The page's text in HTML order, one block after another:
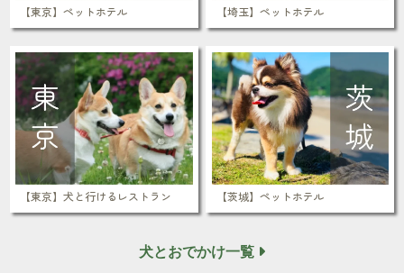
【東京】ペットホテル 【埼玉】ペットホテル
【東京】犬と行けるレストラン 【茨城】ペットホテル
犬とおでかけ一覧